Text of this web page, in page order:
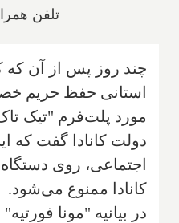
تلفن
چند روز پس از آن که
استانی حفظ حریم
مورد پلت‌فرم "تیک
دولت کانادا گفت که
اجتماعی، روی
کانادا ممنوع می‌شود.
در بیانیه "مونا